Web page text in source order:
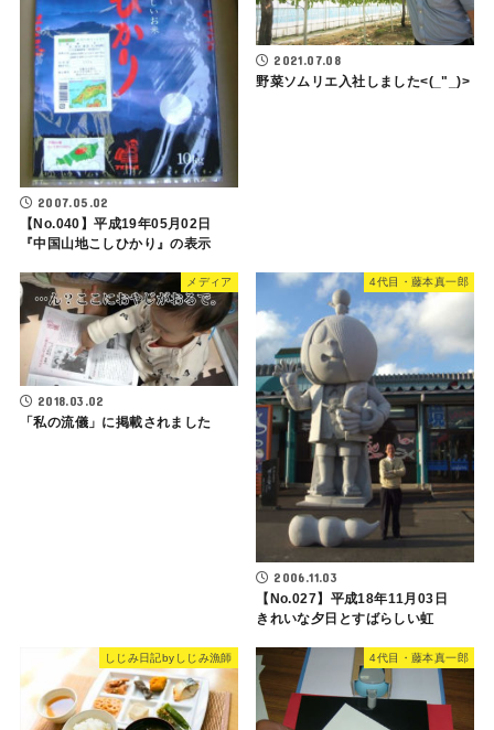
2007.05.02
【No.040】平成19年05月02日
『中国山地こしひかり』の表示
2021.07.08
野菜ソムリエ入社しました<(_"_)>
メディア
2018.03.02
「私の流儀」に掲載されました
4代目・藤本真一郎
2006.11.03
【No.027】平成18年11月03日
きれいな夕日とすばらしい虹
しじみ日記byしじみ漁師 4代目・藤本真一郎